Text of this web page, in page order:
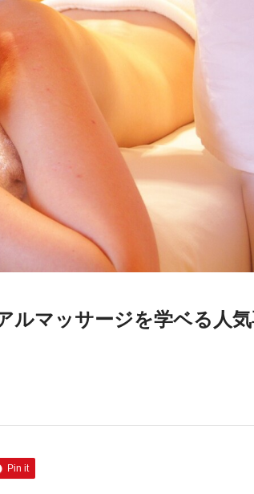
ルマッサージを学ベる人
Pin it